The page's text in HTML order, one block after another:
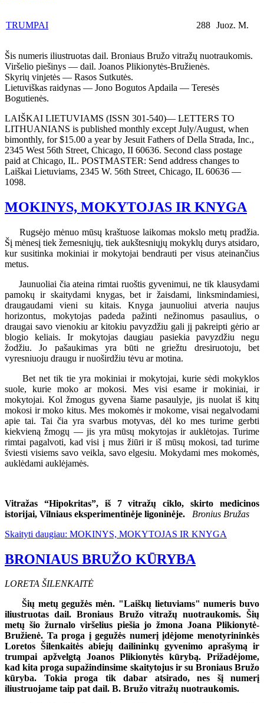
TRUMPAI 288 Juoz. M.
Šis numeris iliustruotas dail. Broniaus Bružo vitražų nuotraukomis.
Viršelio piešinys — dail. Joanos Plikionytės-Bružienės.
Skyrių vinjetės — Rasos Sutkutės.
Lietuviškas raidynas — Jono Bogutos Apdaila — Teresės
Bogutienės.
LAIŠKAI LIETUVIAMS (ISSN 301-540)— LETTERS TO
LITHUANIANS is published monthly except July/August, when
bimonthly, for $15.00 a year by Jesuit Fathers of Della Strada, Inc.,
2345 West 56th Street, Chicago, II 60636. Second class postage
paid at Chicago, IL. POSTMASTER: Send address changes to
Laiškai Lietuviams, 2345 W. 56th Street, Chicago, IL 60636 —
1098.
MOKINYS, MOKYTOJAS IR KNYGA
Rugsėjo mėnuo mūsų kraštuose laikomas mokslo metų pradžia.
Šį mėnesį tiek žemesniųjų, tiek aukštesniųjų mokyklų durys atsidaro,
kur susitinka mokiniai ir mokytojai bendrauti per visus ateinančius
metus.
Jaunuoliai čia ateina rimtai ruoštis gyvenimui, ne tik klausydami
pamokų ir skaitydami knygas, bet ir žaisdami, linksmindamiesi,
draugaudami vieni su kitais. Knyga jaunuoliui atveria naujus
horizontus, mokytojas padeda pažinti nežinomus pasaulius, o
draugai savo vienokiu ar kitokiu pavyzdžiu gali jį pakreipti gėrio ar
blogio keliais. Ir mokytojas daugiau pasiekia pavyzdžiu negu
žodžiu. Jo pašaukimas yra būti ne griežtu dresiruotoju, bet
vyresniuoju draugu ir nuoširdžiu tėvu ar motina.
Bet net tik tie yra mokiniai ir mokytojai, kurie sėdi mokyklos
suole, kurie moko ar mokosi. Mes visi esame ir mokiniai, ir
mokytojai. Kol žmogus gyvena šiame pasaulyje, jis nuolat iš kitų
mokosi ir moko kitus. Mes mokomės ir mokome, visai negalvodami
apie tai. Tai čia yra svarbus motyvas, dėl ko mes turime gerbti
kiekvieną žmogų — jis yra mūsų mokytojas ir auklėtojas. Turime
rimtai pagalvoti, kad visi į mus žiūri ir iš mūsų mokosi, tad turime
šviesti visiems savo veikla, savo elgesiu. Mokydami mes mokomės,
auklėdami auklėjamės.
Vitražas “Hipokritas”, iš 7 vitražų ciklo, skirto medicinos
istorijai, Vilniaus eksperimentinėje ligoninėje.
Bronius Bružas
Skaityti daugiau: MOKINYS, MOKYTOJAS IR KNYGA
BRONIAUS BRUŽO KŪRYBA
LORETA ŠILENKAITĖ
Šių metų gegužės mėn. "Laiškų lietuviams" numeris buvo
iliustruotas dail. Broniaus Bružo vitražų nuotraukomis. Šių
metų šio žurnalo viršelius piešia jo žmona Joana Plikionytė-
Bružienė. Ta proga į gegužės numerį įdėjome menotyrininkės
Loretos Šilenkaitės abiejų dailininkų gyvenimo aprašymą ir
trumpai apžvelgtą Joanos Plikionytės kūrybą. Prižadėjome,
kad kita proga supažindinsime skaitytojus ir su Broniaus Bružo
kūryba. Tokia proga tik dabar atsirado, nes šį numerį
iliustruojame taip pat dail. B. Bružo vitražų nuotraukomis.